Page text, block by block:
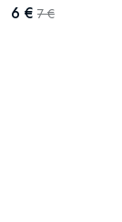
6 € 7 €